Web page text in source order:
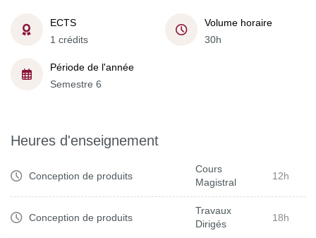
ECTS
1 crédits
Volume horaire
30h
Période de l'année
Semestre 6
Heures d'enseignement
Conception de produits
Cours
Magistral
12h
Conception de produits
Travaux
Dirigés
18h